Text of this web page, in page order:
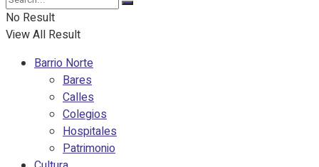
No Result
View All Result
Barrio Norte
Bares
Calles
Colegios
Hospitales
Patrimonio